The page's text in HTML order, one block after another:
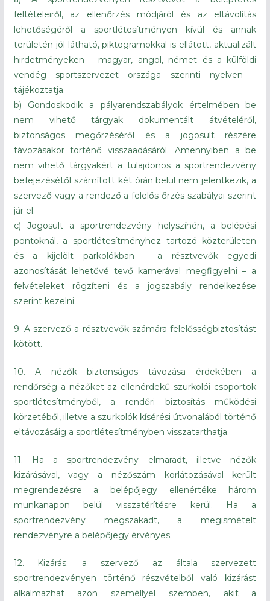
feltételeiről, az ellenőrzés módjáról és az eltávolítás
lehetőségéről a sportlétesítményen kívül és annak
területén jól látható, piktogramokkal is ellátott, aktualizált
hirdetményeken – magyar, angol, német és a külföldi
vendég sportszervezet országa szerinti nyelven –
tájékoztatja.
b) Gondoskodik a pályarendszabályok értelmében be
nem vihető tárgyak dokumentált átvételéről,
biztonságos megőrzéséről és a jogosult részére
távozásakor történő visszaadásáról. Amennyiben a be
nem vihető tárgyakért a tulajdonos a sportrendezvény
befejezésétől számított két órán belül nem jelentkezik, a
szervező vagy a rendező a felelős őrzés szabályai szerint
jár el.
c) Jogosult a sportrendezvény helyszínén, a belépési
pontoknál, a sportlétesítményhez tartozó közterületen
és a kijelölt parkolókban – a résztvevők egyedi
azonosítását lehetővé tevő kamerával megfigyelni – a
felvételeket rögzíteni és a jogszabály rendelkezése
szerint kezelni.
9. A szervező a résztvevők számára felelősségbiztosítást
kötött.
10. A nézők biztonságos távozása érdekében a
rendőrség a nézőket az ellenérdekű szurkolói csoportok
sportlétesítményből, a rendőri biztosítás működési
körzetéből, illetve a szurkolók kísérési útvonalából történő
eltávozásáig a sportlétesítményben visszatarthatja.
11. Ha a sportrendezvény elmaradt, illetve nézők
kizárásával, vagy a nézőszám korlátozásával került
megrendezésre a belépőjegy ellenértéke három
munkanapon belül visszatérítésre kerül. Ha a
sportrendezvény megszakadt, a megismételt
rendezvényre a belépőjegy érvényes.
12. Kizárás: a szervező az általa szervezett
sportrendezvényen történő részvételből való kizárást
alkalmazhat azon személlyel szemben, akit a